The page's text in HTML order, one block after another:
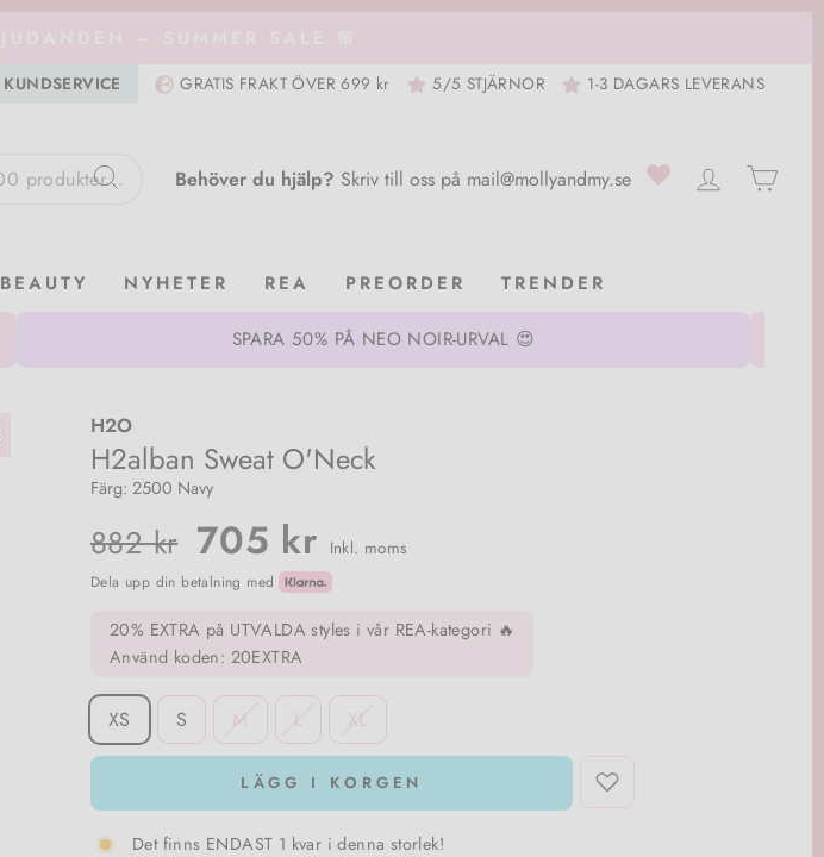
KUNDSERVICE GRATIS FRAKT ÖVER 699 kr 5/5 STJÄRNOR 1-3 DAGARS LEVERANS
Behöver du hjälp? Skriv till oss på mail@mollyandmy.se LOGGA IN
BEAUTY NYHETER REA PREORDER TRENDER
SPARA 50% PÅ NEO NOIR-URVAL 😍
H2O
H2alban Sweat O'Neck
Färg: 2500 Navy
Normalpris
882 kr Utförsäljningspris
705 kr Inkl. moms
Dela upp din betalning med
20% EXTRA på UTVALDA styles i vår REA-kategori 🔥
Använd koden: 20EXTRA
SIZE
XS S M L XL
LÄGG I KORGEN
Det finns ENDAST 1 kvar i denna storlek!